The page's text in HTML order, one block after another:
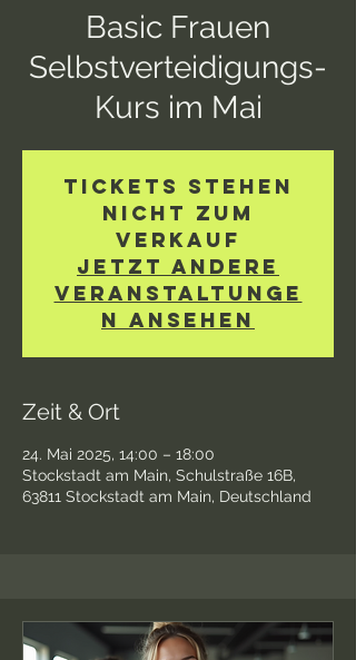
Basic Frauen
Selbstverteidigungs-
Kurs im Mai
Tickets stehen
nicht zum
Verkauf
Jetzt andere
Veranstaltunge
n ansehen
Zeit & Ort
24. Mai 2025, 14:00 – 18:00
Stockstadt am Main, Schulstraße 16B,
63811 Stockstadt am Main, Deutschland